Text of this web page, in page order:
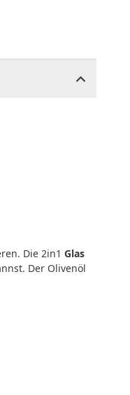
Die 2in1 Glas
Der Olivenöl